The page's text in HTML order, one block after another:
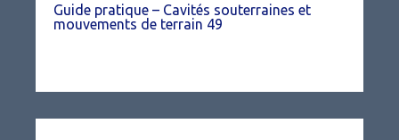
Guide pratique – Cavités souterraines et
mouvements de terrain 49